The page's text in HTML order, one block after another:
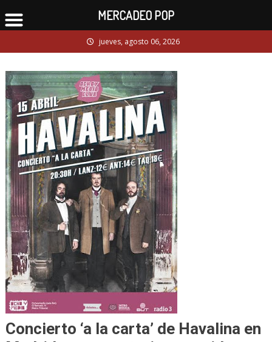
to
jueves, agosto 06, 2026
Concierto ‘a la carta’ de Havalina en
MERCADEO POP